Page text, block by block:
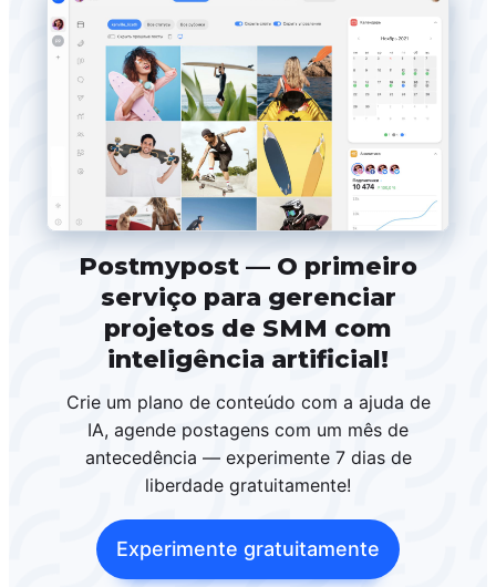
Postmypost — O primeiro
serviço para gerenciar
projetos de SMM com
inteligência artificial!
Crie um plano de conteúdo com a ajuda de
IA, agende postagens com um mês de
antecedência — experimente 7 dias de
liberdade gratuitamente!
Experimente gratuitamente